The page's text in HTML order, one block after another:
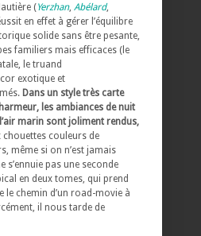
(Yerzhan, Abélard,
en effet à gérer l’équilibre
solide sans être pesante,
familiers mais efficaces (le
le truand
exotique et
Dans un style très carte
les ambiances de nuit
marin sont joliment rendus,
couleurs de
même si on n’est jamais
pas une seconde
en deux tomes, qui prend
le chemin d’un road-movie à
il nous tarde de